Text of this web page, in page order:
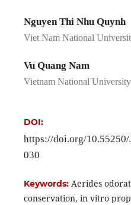
Nguyen Thi Nhu Quynh
Viet Nam National
Vu Quang Nam
Vietnam National
DOI:
https://doi.org/
030
Keywords: Aerides
conservation, in vitro